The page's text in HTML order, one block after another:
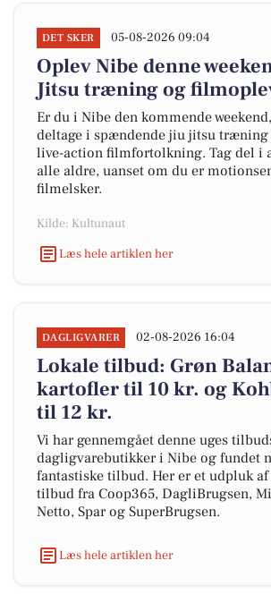
DET SKER 05-08-2026 09:04
Oplev Nibe denne
Jitsu træning og
Er du i Nibe den kommende
deltage i spændende jiu jitsu træning
live-action filmfortolkning. Tag del i
alle aldre, uanset om du er
filmelsker.
Kilde: Kultunaut
Læs hele artiklen her
DAGLIGVARER 02-08-2026 16:04
Lokale tilbud: Grøn
kartofler til 10 kr. og
til 12 kr.
Vi har gennemgået denne uges
dagligvarebutikker i Nibe og fundet
fantastiske tilbud. Her er et udpluk af
tilbud fra Coop365, DagliBrugsen,
Netto, Spar og SuperBrugsen.
Læs hele artiklen her